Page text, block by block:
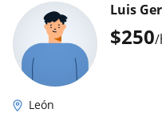
$250/
Luis
León